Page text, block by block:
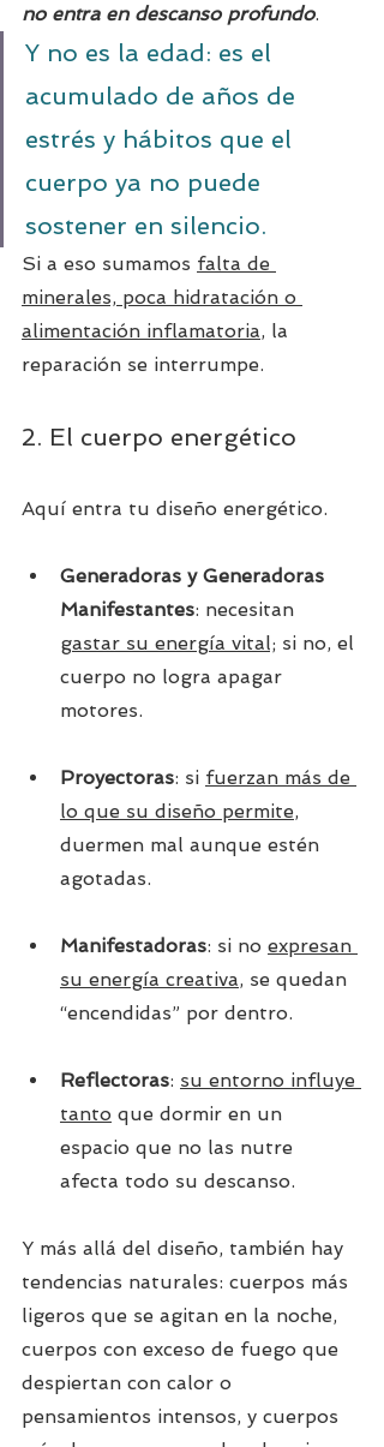
no entra en descanso profundo.
Y no es la edad: es el
acumulado de años de
estrés y hábitos que el
cuerpo ya no puede
sostener en silencio.
Si a eso sumamos falta de
minerales, poca hidratación o
alimentación inflamatoria, la
reparación se interrumpe.
2. El cuerpo energético
Aquí entra tu diseño energético.
Generadoras y Generadoras
Manifestantes: necesitan
gastar su energía vital; si no, el
cuerpo no logra apagar
motores.
Proyectoras: si fuerzan más de
lo que su diseño permite,
duermen mal aunque estén
agotadas.
Manifestadoras: si no expresan
su energía creativa, se quedan
“encendidas” por dentro.
Reflectoras: su entorno influye
tanto que dormir en un
espacio que no las nutre
afecta todo su descanso.
Y más allá del diseño, también hay
tendencias naturales: cuerpos más
ligeros que se agitan en la noche,
cuerpos con exceso de fuego que
despiertan con calor o
pensamientos intensos, y cuerpos